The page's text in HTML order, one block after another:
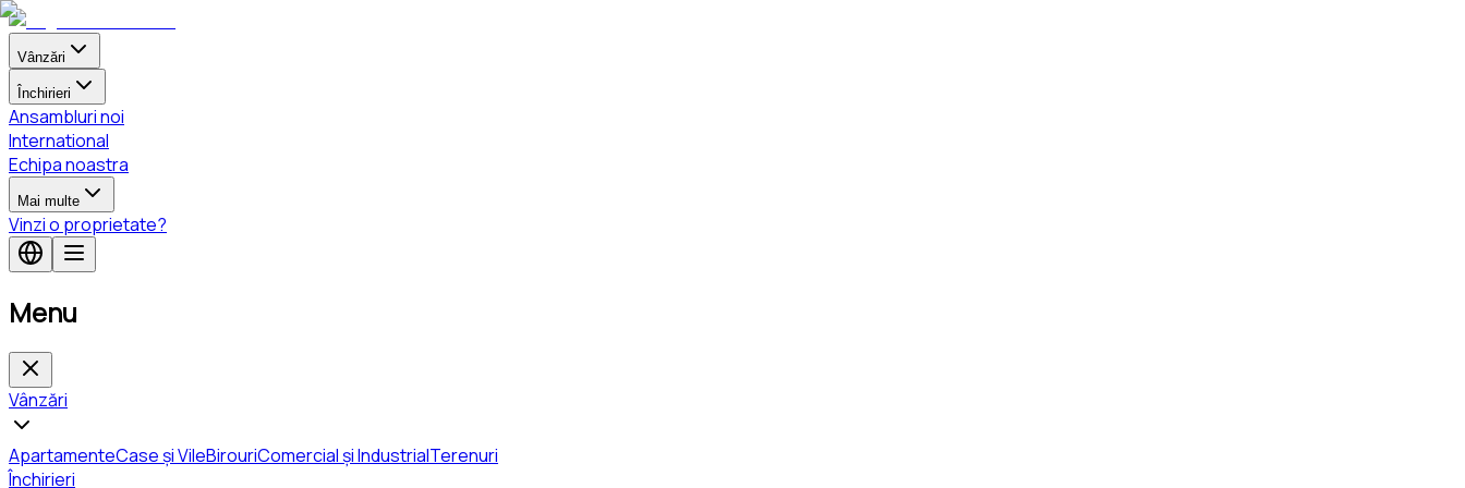
Vânzări
Închirieri
Ansambluri noi
International
Echipa noastra
Mai multe
Vinzi o proprietate?
Menu
Vânzări
ApartamenteCase și VileBirouriComercial și IndustrialTerenuri
Închirieri